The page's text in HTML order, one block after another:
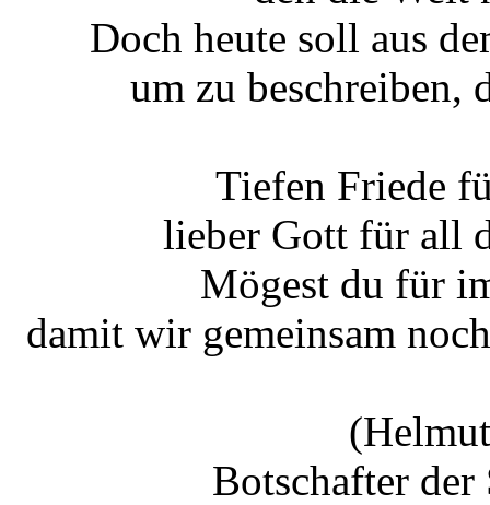
Doch heute soll aus
um zu beschreiben,
Tiefen Friede
lieber Gott für all
Mögest du für
damit wir gemeinsam
Botschafter der